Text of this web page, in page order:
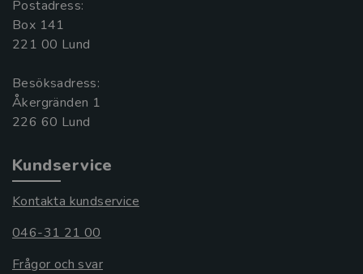
Postadress:
Box 141
221 00 Lund
Besöksadress:
Åkergränden 1
Kundservice
Kontakta kundservice
046-31 21 00
Frågor och svar